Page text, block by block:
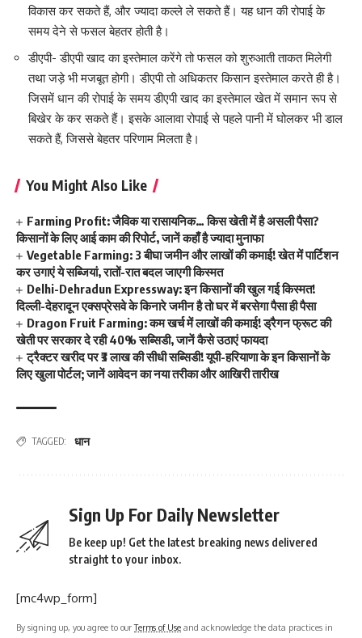
विकास कर सकते हैं, और ज्यादा कल्ले ले सकते हैं। यह धान की रोपाई के
समय देने से फसल बेहतर होती है।
डीएपी- डीएपी खाद का इस्तेमाल करेंगे तो फसल को शुरुआती ताकत मिलेगी
तथा जड़े भी मजबूत होगी। डीएपी तो अधिकतर किसान इस्तेमाल करते ही है।
जिसमें धान की रोपाई के समय डीएपी खाद का इस्तेमाल खेत में समान रूप से
बिखेर के कर सकते हैं। इसके आलावा रोपाई से पहले पानी में घोलकर भी डाल
सकते हैं, जिससे बेहतर परिणाम मिलता है।
You Might Also Like
Farming Profit: जैविक या रासायनिक… किस खेती में है असली पैसा?
किसानों के लिए आई काम की रिपोर्ट, जानें कहाँ है ज्यादा मुनाफा
Vegetable Farming: 3 बीघा जमीन और लाखों की कमाई! खेत में पार्टिशन
कर उगाएं ये सब्जियां, रातों-रात बदल जाएगी किस्मत
Delhi-Dehradun Expressway: इन किसानों की खुल गई किस्मत!
दिल्ली-देहरादून एक्सप्रेसवे के किनारे जमीन है तो घर में बरसेगा पैसा ही पैसा
Dragon Fruit Farming: कम खर्च में लाखों की कमाई! ड्रैगन फ्रूट की
खेती पर सरकार दे रही 40% सब्सिडी, जानें कैसे उठाएं फायदा
ट्रैक्टर खरीद पर ₹3 लाख की सीधी सब्सिडी! यूपी-हरियाणा के इन किसानों के
लिए खुला पोर्टल; जानें आवेदन का नया तरीका और आखिरी तारीख
TAGGED: धान
Sign Up For Daily Newsletter
Be keep up! Get the latest breaking news delivered
straight to your inbox.
[mc4wp_form]
By signing up, you agree to ourTerms of Use and acknowledge the data practices in